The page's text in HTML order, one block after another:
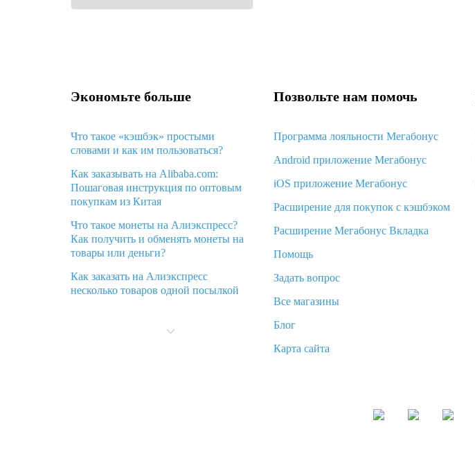
Экономьте больше
Что такое «кэшбэк» простыми
словами и как им пользоваться?
Как заказывать на Alibaba.com:
Пошаговая инструкция по оптовым
покупкам из Китая
Что такое монеты на Алиэкспресс?
Как получить и обменять монеты на
товары или деньги?
Как заказать на Алиэкспресс
несколько товаров одной посылкой
Алиэкспресс и что делать?
Позвольте нам помочь
Программа лояльности Мегабонус
Android приложение Мегабонус
iOS приложение Мегабонус
Расширение для покупок с кэшбэком
Расширение Мегабонус Вкладка
Помощь
Задать вопрос
Все магазины
Блог
Карта сайта